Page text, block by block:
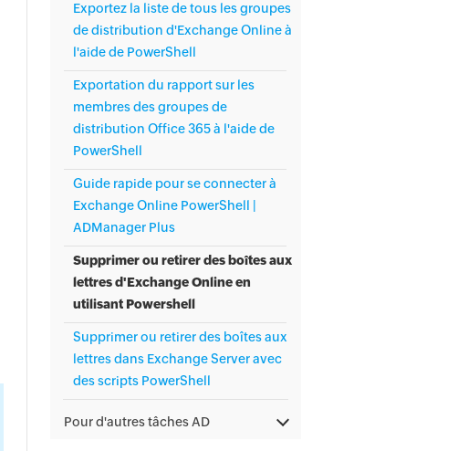
Exportez la liste de tous les groupes
de distribution d'Exchange Online à
l'aide de PowerShell
Exportation du rapport sur les
membres des groupes de
distribution Office 365 à l'aide de
PowerShell
Guide rapide pour se connecter à
Exchange Online PowerShell |
ADManager Plus
Supprimer ou retirer des boîtes aux
lettres d'Exchange Online en
utilisant Powershell
Supprimer ou retirer des boîtes aux
lettres dans Exchange Server avec
des scripts PowerShell
Pour d'autres tâches AD